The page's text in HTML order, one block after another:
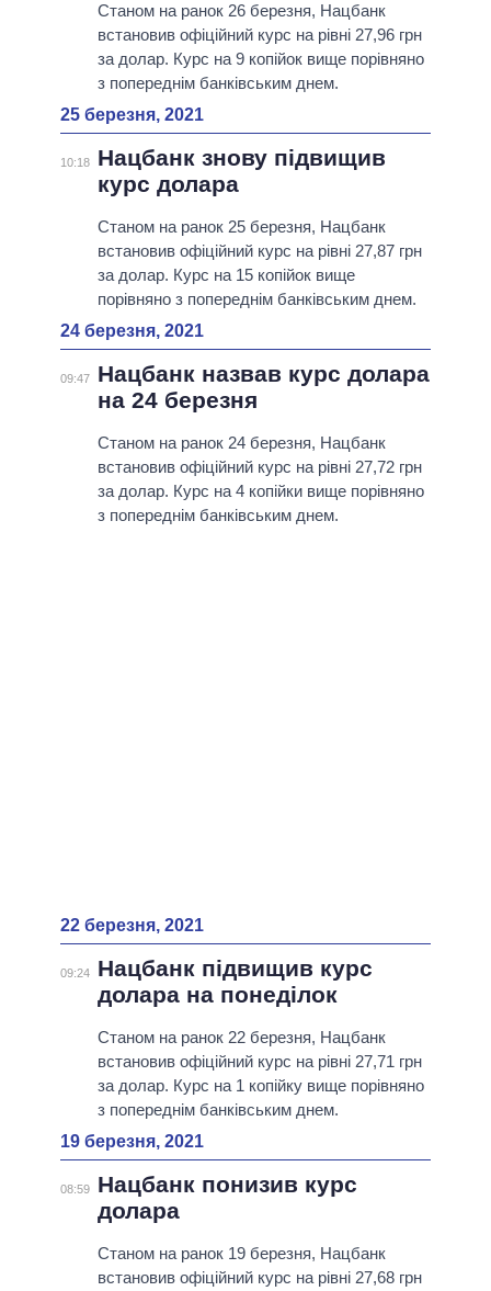
Станом на ранок 26 березня, Нацбанк
встановив офіційний курс на рівні 27,96 грн
за долар. Курс на 9 копійок вище порівняно
з попереднім банківським днем.
25 березня, 2021
10:18
Нацбанк знову підвищив
курс долара
Станом на ранок 25 березня, Нацбанк
встановив офіційний курс на рівні 27,87 грн
за долар. Курс на 15 копійок вище
порівняно з попереднім банківським днем.
24 березня, 2021
09:47
Нацбанк назвав курс долара
на 24 березня
Станом на ранок 24 березня, Нацбанк
встановив офіційний курс на рівні 27,72 грн
за долар. Курс на 4 копійки вище порівняно
з попереднім банківським днем.
22 березня, 2021
09:24
Нацбанк підвищив курс
долара на понеділок
Станом на ранок 22 березня, Нацбанк
встановив офіційний курс на рівні 27,71 грн
за долар. Курс на 1 копійку вище порівняно
з попереднім банківським днем.
19 березня, 2021
08:59
Нацбанк понизив курс
долара
Станом на ранок 19 березня, Нацбанк
встановив офіційний курс на рівні 27,68 грн